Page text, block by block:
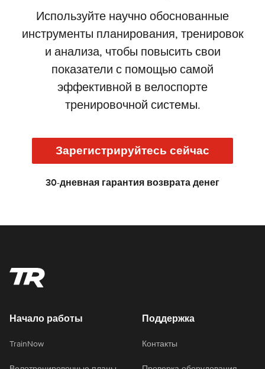
Используйте научно обоснованные
инструменты планирования, тренировок
и анализа, чтобы повысить свои
показатели с помощью самой
эффективной в велоспорте
тренировочной системы.
Зарегистрируйтесь сейчас
30-дневная гарантия возврата денег
Начало работы
TrainNow
Поддержка
Контакты